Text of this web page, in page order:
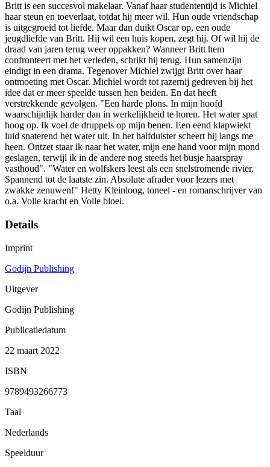
Britt is een succesvol makelaar. Vanaf haar studententijd is Michiel
haar steun en toeverlaat, totdat hij meer wil. Hun oude vriendschap
is uitgegroeid tot liefde. Maar dan duikt Oscar op, een oude
jeugdliefde van Britt. Hij wil een huis kopen, zegt hij. Of wil hij de
draad van jaren terug weer oppakken? Wanneer Britt hem
confronteert met het verleden, schrikt hij terug. Hun samenzijn
eindigt in een drama. Tegenover Michiel zwijgt Britt over haar
ontmoeting met Oscar. Michiel wordt tot razernij gedreven bij het
idee dat er meer speelde tussen hen beiden. En dat heeft
verstrekkende gevolgen. "Een harde plons. In mijn hoofd
waarschijnlijk harder dan in werkelijkheid te horen. Het water spat
hoog op. Ik voel de druppels op mijn benen. Een eend klapwiekt
luid snaterend het water uit. In het halfduister scheert hij langs me
heen. Ontzet staar ik naar het water, mijn ene hand voor mijn mond
geslagen, terwijl ik in de andere nog steeds het busje haarspray
vasthoud". "Water en wolfskers leest als een snelstromende rivier.
Spannend tot de laatste zin. Absolute afrader voor lezers met
zwakke zenuwen!" Hetty Kleinloog, toneel - en romanschrijver van
o.a. Volle kracht en Volle bloei.
Details
Imprint
Godijn Publishing
Uitgever
Godijn Publishing
Publicatiedatum
22 maart 2022
ISBN
9789493266773
Taal
Nederlands
Speelduur